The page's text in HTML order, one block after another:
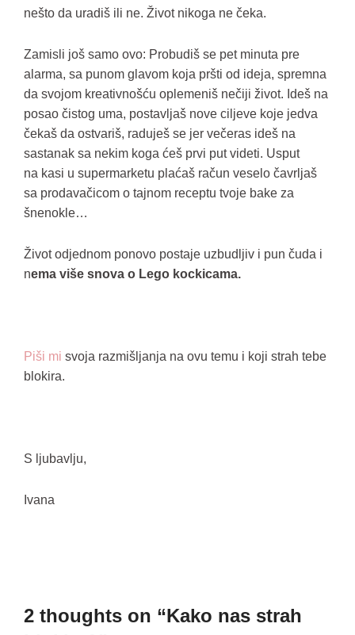
nešto da uradiš ili ne. Život nikoga ne čeka.
Zamisli još samo ovo: Probudiš se pet minuta pre
alarma, sa punom glavom koja pršti od ideja, spremna
da svojom kreativnošću oplemeniš nečiji život. Ideš na
posao čistog uma, postavljaš nove ciljeve koje jedva
čekaš da ostvariš, raduješ se jer večeras ideš na
sastanak sa nekim koga ćeš prvi put videti. Usput
na kasi u supermarketu plaćaš račun veselo čavrljaš
sa prodavačicom o tajnom receptu tvoje bake za
šnenokle…
Život odjednom ponovo postaje uzbudljiv i pun čuda i
nema više snova o Lego kockicama.
Piši mi svoja razmišljanja na ovu temu i koji strah tebe
blokira.
S ljubavlju,
Ivana
2 thoughts on “Kako nas strah